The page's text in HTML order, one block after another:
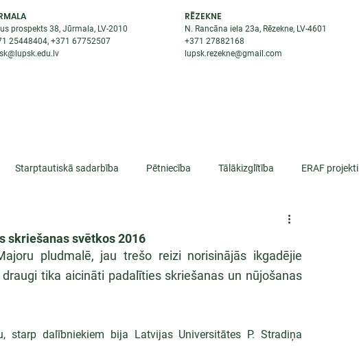
prospekts 38, Jūrmala, LV-2010
25448404, +37167752507
RĒZEKNE
N. Rancāna iela 23a, Rēzekne, LV-4601
+37127882168
lupsk.rezekne@gmail.com
Starptautiskā sadarbība Pētniecība Tālākizglītība ERAF projekti
skriešanas svētkos 2016
pludmalē, jau trešo reizi norisinājās ikgadējie
tika aicināti padalīties skriešanas un nūjošanas
starp dalībniekiem bija Latvijas Universitātes P. Stradiņa